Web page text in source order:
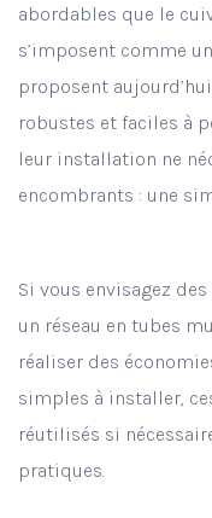
abordables que le
s’imposent comme
proposent
robustes et faciles à
leur installation ne
encombrants : une
Si vous envisagez
un réseau en tubes
réaliser des
simples à installer,
réutilisés si
pratiques.